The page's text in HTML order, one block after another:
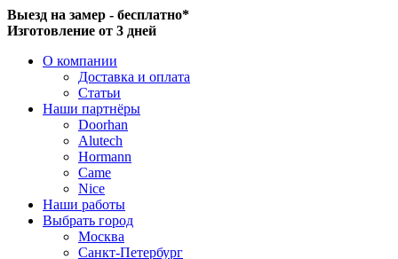
Выезд на замер - бесплатно*
Изготовление от 3 дней
О компании
Доставка и оплата
Статьи
Наши партнёры
Doorhan
Alutech
Hormann
Came
Nice
Наши работы
Выбрать город
Москва
Санкт-Петербург